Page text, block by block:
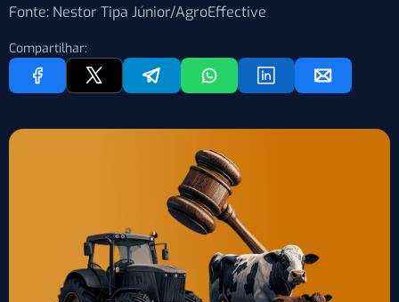
Fonte: Nestor Tipa Júnior/AgroEffective
Compartilhar: